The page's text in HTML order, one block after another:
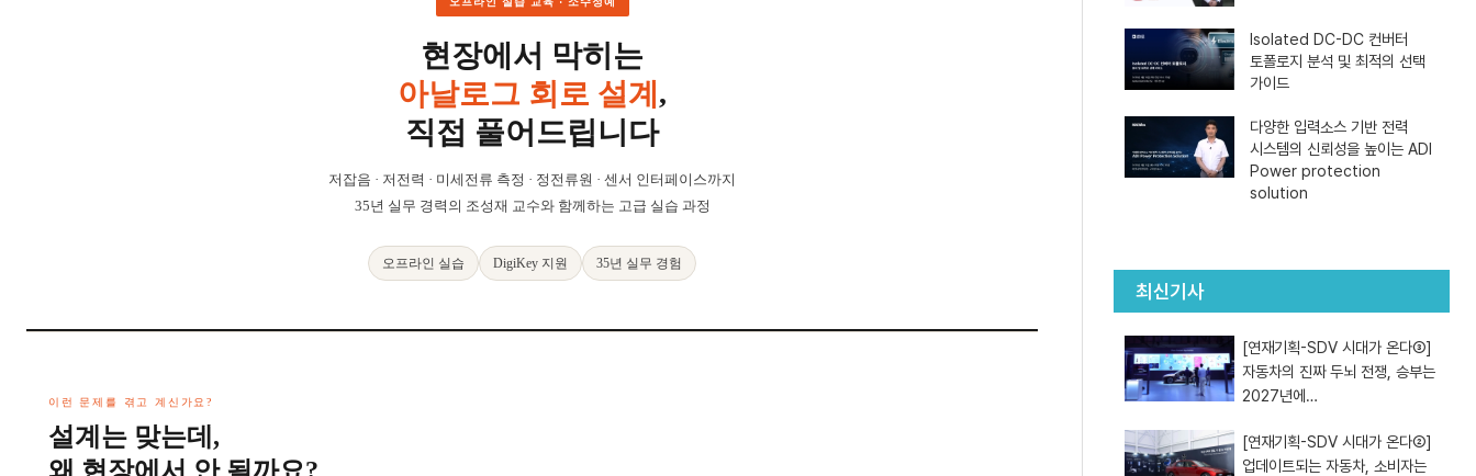
Isolated DC-DC 컨버터
토폴로지 분석 및 최적의 선택
가이드
다양한 입력소스 기반 전력
시스템의 신뢰성을 높이는 ADI
Power protection
solution
최신기사
[연재기획-SDV 시대가 온다③]
자동차의 진짜 두뇌 전쟁, 승부는
2027년에…
[연재기획-SDV 시대가 온다②]
업데이트되는 자동차, 소비자는